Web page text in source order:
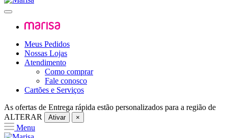
Meus Pedidos
Nossas Lojas
Atendimento
Como comprar
Fale conosco
Cartões e Serviços
As ofertas de Entrega rápida estão personalizados para a região de
ALTERAR
Ativar ×
Menu